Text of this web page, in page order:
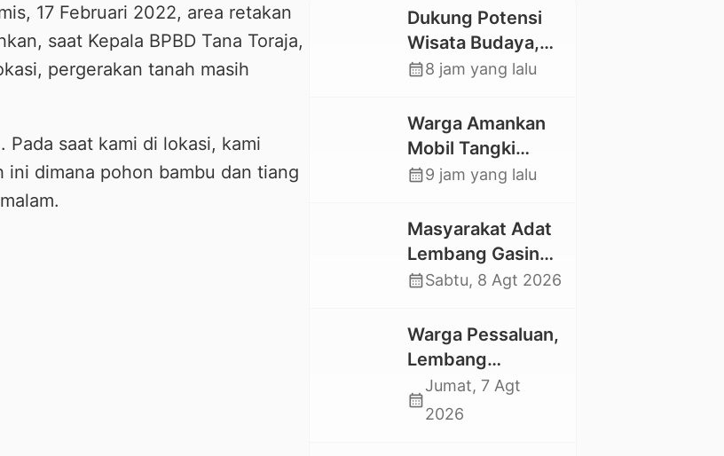
17 Februari 2022, area retakan
saat Kepala BPBD Tana Toraja,
pergerakan tanah masih
Pada saat kami di lokasi, kami
dimana pohon bambu dan tiang
Dukung Potensi
Wisata Budaya,
Mahasiswa KKNT
Kelurahan
Nonongan Utara
Pasang Papan
Digital
calendar_month8 jam yang lalu
Warga Amankan
Mobil Tangki
Pelansir, Kasat
Toraja Utara:
Proses Hukum
Berjalan
calendar_month9 jam yang lalu
Masyarakat Adat
Lembang Gasing
Mengkendek Usir
yang Rusak
Kawasan Hutan
calendar_monthSabtu, 8 Agt 2026
Warga Pessaluan,
Lembang
Gandangbatu
Swadaya Cor
calendar_month
Jumat, 7 Agt
2026